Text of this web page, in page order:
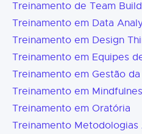
Treinamento de Team
Treinamento em Data
Treinamento em Design
Treinamento em Equipes
Treinamento em Gestão da
Treinamento em
Treinamento em Oratória
Treinamento Metodologias